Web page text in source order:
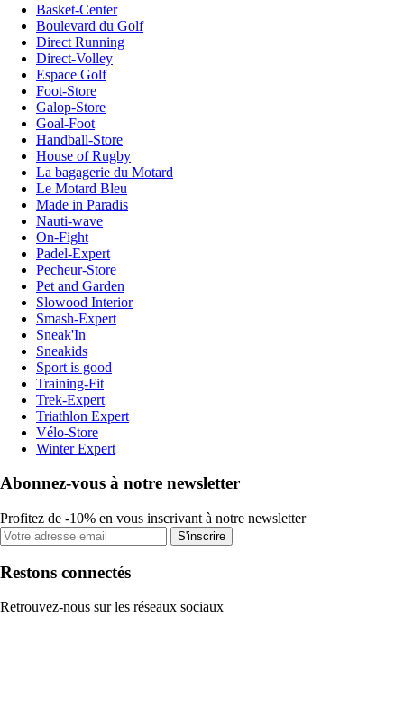
Basket-Center
Boulevard du Golf
Direct Running
Direct-Volley
Espace Golf
Foot-Store
Galop-Store
Goal-Foot
Handball-Store
House of Rugby
La bagagerie du Motard
Le Motard Bleu
Made in Paradis
Nauti-wave
On-Fight
Padel-Expert
Pecheur-Store
Pet and Garden
Slowood Interior
Smash-Expert
Sneak'In
Sneakids
Sport is good
Training-Fit
Trek-Expert
Triathlon Expert
Vélo-Store
Winter Expert
Abonnez-vous à notre newsletter
Profitez de -10% en vous inscrivant à notre newsletter
S'inscrire
Restons connectés
Retrouvez-nous sur les réseaux sociaux